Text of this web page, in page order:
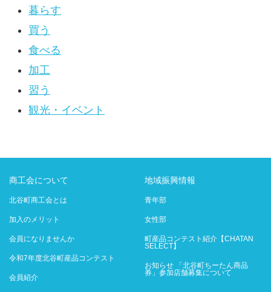
暮らす
買う
食べる
加工
習う
観光・イベント
商工会について
北谷町商工会とは
加入のメリット
会員になりませんか
令和7年度北谷町産品コンテスト
会員紹介
地域振興情報
青年部
女性部
町産品コンテスト紹介【CHATAN
SELECT】
お知らせ 「北谷町ちーたん商品
券」参加店舗募集について